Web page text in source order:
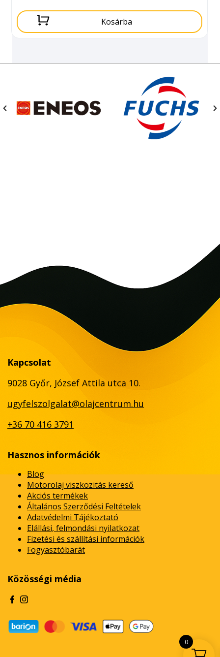
Kosárba
Kapcsolat
9028 Győr, József Attila utca 10.
ugyfelszolgalat@olajcentrum.hu
+36 70 416 3791
Hasznos információk
Blog
Motorolaj viszkozitás kereső
Akciós termékek
Általános Szerződési Feltételek
Adatvédelmi Tájékoztató
Elállási, felmondási nyilatkozat
Fizetési és szállítási információk
Fogyasztóbarát
Közösségi média
0